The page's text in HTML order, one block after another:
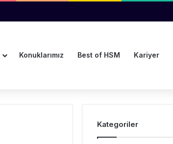
Konuklarımız Best of HSM Kariyer
Kategoriler